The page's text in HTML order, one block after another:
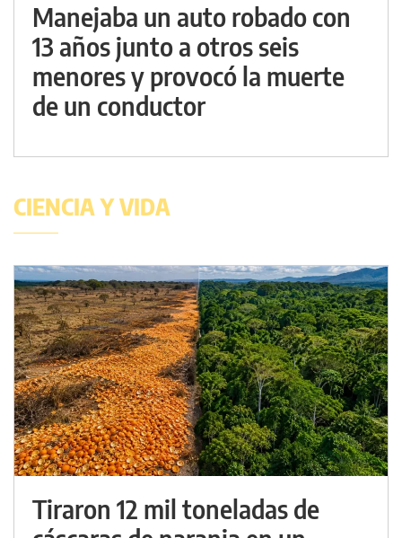
Manejaba un auto robado con
13 años junto a otros seis
menores y provocó la muerte
de un conductor
CIENCIA Y VIDA
Tiraron 12 mil toneladas de